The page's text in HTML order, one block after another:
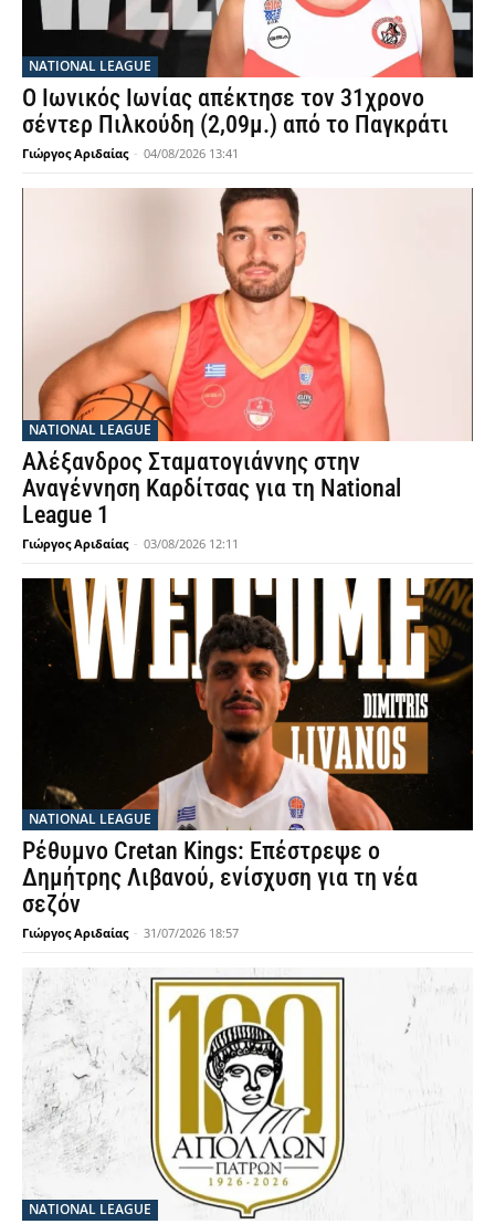
NATIONAL LEAGUE
Ο Ιωνικός Ιωνίας απέκτησε τον 31χρονο
σέντερ Πιλκούδη (2,09μ.) από το Παγκράτι
Γιώργος Αριδαίας - 04/08/2026 13:41
NATIONAL LEAGUE
Αλέξανδρος Σταματογιάννης στην
Αναγέννηση Καρδίτσας για τη National
League 1
Γιώργος Αριδαίας - 03/08/2026 12:11
NATIONAL LEAGUE
Ρέθυμνο Cretan Kings: Επέστρεψε ο
Δημήτρης Λιβανού, ενίσχυση για τη νέα
σεζόν
Γιώργος Αριδαίας - 31/07/2026 18:57
NATIONAL LEAGUE